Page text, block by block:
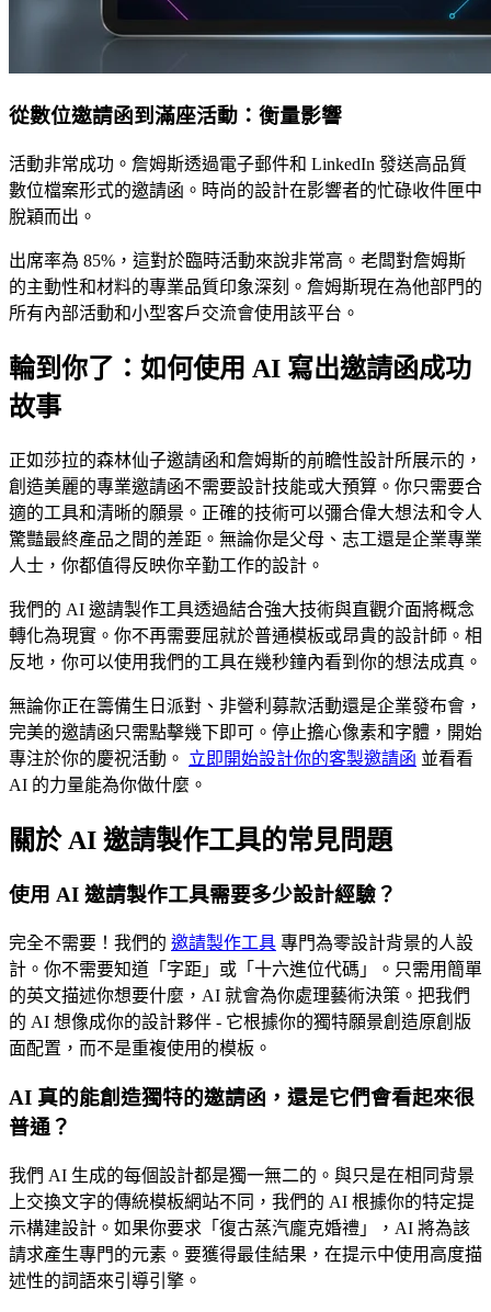
從數位邀請函到滿座活動：衡量影響
活動非常成功。詹姆斯透過電子郵件和 LinkedIn 發送高品質
數位檔案形式的邀請函。時尚的設計在影響者的忙碌收件匣中
脫穎而出。
出席率為 85%，這對於臨時活動來說非常高。老闆對詹姆斯
的主動性和材料的專業品質印象深刻。詹姆斯現在為他部門的
所有內部活動和小型客戶交流會使用該平台。
輪到你了：如何使用 AI 寫出邀請函成功
故事
正如莎拉的森林仙子邀請函和詹姆斯的前瞻性設計所展示的，
創造美麗的專業邀請函不需要設計技能或大預算。你只需要合
適的工具和清晰的願景。正確的技術可以彌合偉大想法和令人
驚豔最終產品之間的差距。無論你是父母、志工還是企業專業
人士，你都值得反映你辛勤工作的設計。
我們的 AI 邀請製作工具透過結合強大技術與直觀介面將概念
轉化為現實。你不再需要屈就於普通模板或昂貴的設計師。相
反地，你可以使用我們的工具在幾秒鐘內看到你的想法成真。
無論你正在籌備生日派對、非營利募款活動還是企業發布會，
完美的邀請函只需點擊幾下即可。停止擔心像素和字體，開始
專注於你的慶祝活動。 立即開始設計你的客製邀請函 並看看
AI 的力量能為你做什麼。
關於 AI 邀請製作工具的常見問題
使用 AI 邀請製作工具需要多少設計經驗？
完全不需要！我們的 邀請製作工具 專門為零設計背景的人設
計。你不需要知道「字距」或「十六進位代碼」。只需用簡單
的英文描述你想要什麼，AI 就會為你處理藝術決策。把我們
的 AI 想像成你的設計夥伴 - 它根據你的獨特願景創造原創版
面配置，而不是重複使用的模板。
AI 真的能創造獨特的邀請函，還是它們會看起來很
普通？
我們 AI 生成的每個設計都是獨一無二的。與只是在相同背景
上交換文字的傳統模板網站不同，我們的 AI 根據你的特定提
示構建設計。如果你要求「復古蒸汽龐克婚禮」，AI 將為該
請求產生專門的元素。要獲得最佳結果，在提示中使用高度描
述性的詞語來引導引擎。